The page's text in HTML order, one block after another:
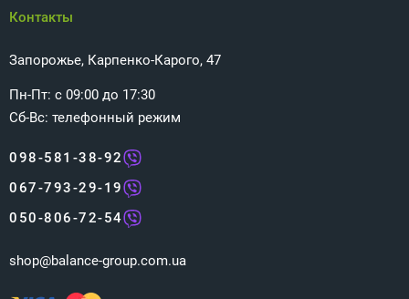
Контакты
Запорожье, Карпенко-Карого, 47
Пн-Пт: с 09:00 до 17:30
Сб-Вс: телефонный режим
098-581-38-92
067-793-29-19
050-806-72-54
shop@balance-group.com.ua